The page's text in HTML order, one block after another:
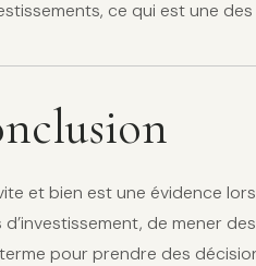
ce qui est une
et bien est une évidence
de mener
pour prendre des